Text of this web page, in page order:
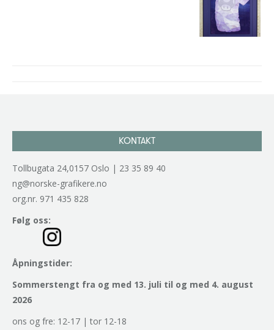
KONTAKT
Tollbugata 24,0157 Oslo | 23 35 89 40
ng@norske-grafikere.no
org.nr. 971 435 828
Følg oss:
Åpningstider:
Sommerstengt fra og med 13. juli til og med 4. august
2026
ons og fre: 12-17 | tor 12-18